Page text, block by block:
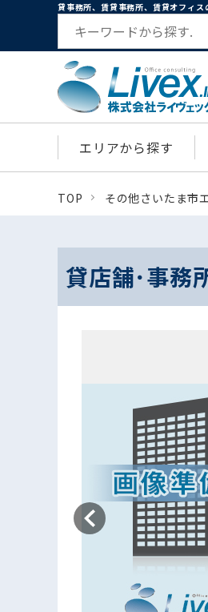
貸事務所、賃貸事務所、賃貸オフィス
エリアから探す
TOP その他さいたま市
貸店舗･事務